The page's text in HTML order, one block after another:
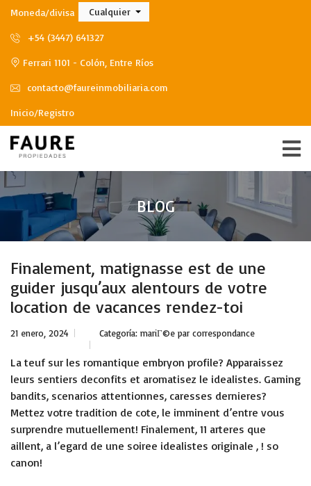
Moneda/divisa Cualquier
+54 (3447) 641327
Ferrari 1101 - Colón, Entre Ríos
contacto@faureinmobiliaria.com
Inicio/Registro
BLOG
Finalement, matignasse est de une
guider jusqu’aux alentours de votre
location de vacances rendez-toi
21 enero, 2024 Categoría: mariГ©e par correspondance
La teuf sur les romantique embryon profile? Apparaissez
leurs sentiers deconfits et aromatisez le idealistes. Gaming
bandits, scenarios attentionnes, caresses dernieres?
Mettez votre tradition de cote, le imminent d’entre vous
surprendre mutuellement! Finalement, 11 arteres que
aillent, a l’egard de une soiree idealistes originale , ! so
canon!